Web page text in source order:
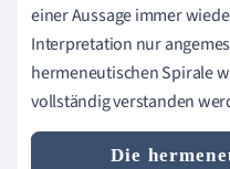
einer Aussage immer
Interpretation nur
hermeneutischen Spirale
vollständig verstanden